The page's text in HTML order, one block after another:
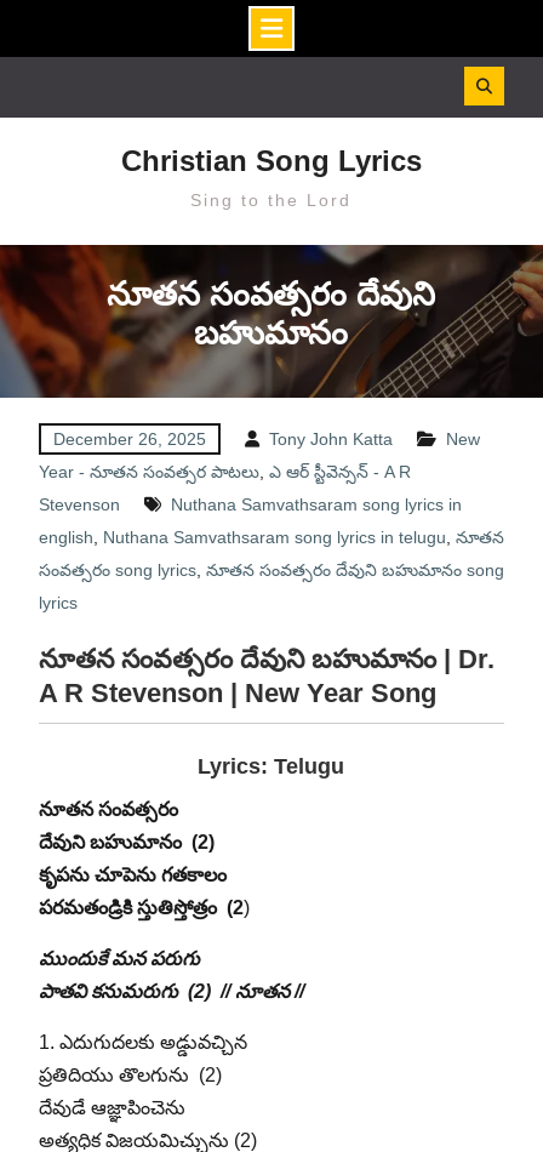
Christian Song Lyrics
Sing to the Lord
నూతన సంవత్సరం దేవుని
బహుమానం
December 26, 2025 Tony John Katta
New
Year - నూతన సంవత్సర పాటలు, ఎ ఆర్ స్టీవెన్సన్ - A R
Stevenson
Nuthana Samvathsaram song lyrics in
english
Nuthana Samvathsaram song lyrics in telugu నూతన
సంవత్సరం song lyrics, నూతన సంవత్సరం దేవుని బహుమానం song
lyrics
నూతన సంవత్సరం దేవుని బహుమానం | Dr.
A R Stevenson | New Year Song
Lyrics: Telugu
నూతన సంవత్సరం
దేవుని బహుమానం (2)
కృపను చూపెను గతకాలం
పరమతండ్రికి స్తుతిస్తోత్రం (2)
ముందుకే మన పరుగు
పాతవి కనుమరుగు (2) // నూతన //
1. ఎదుగుదలకు అడ్డువచ్చిన
ప్రతిదియు తొలగును (2)
దేవుడే ఆజ్ఞాపించెను
అత్యధిక విజయమిచ్చును (2)